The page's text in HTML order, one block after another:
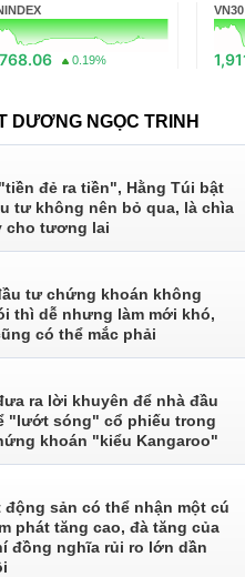
0.19%
VN30
DƯƠNG NGỌC TRINH
đẻ ra tiền", Hằng Túi bật
tư không nên bỏ qua, là chìa
cho tương lai
tư chứng khoán không
thì dễ nhưng làm mới khó,
có thể mắc phải
ra lời khuyên để nhà đầu
"lướt sóng" cổ phiếu trong
khoán "kiểu Kangaroo"
động sản có thể nhận một cú
phát tăng cao, đà tăng của
đồng nghĩa rủi ro lớn dần